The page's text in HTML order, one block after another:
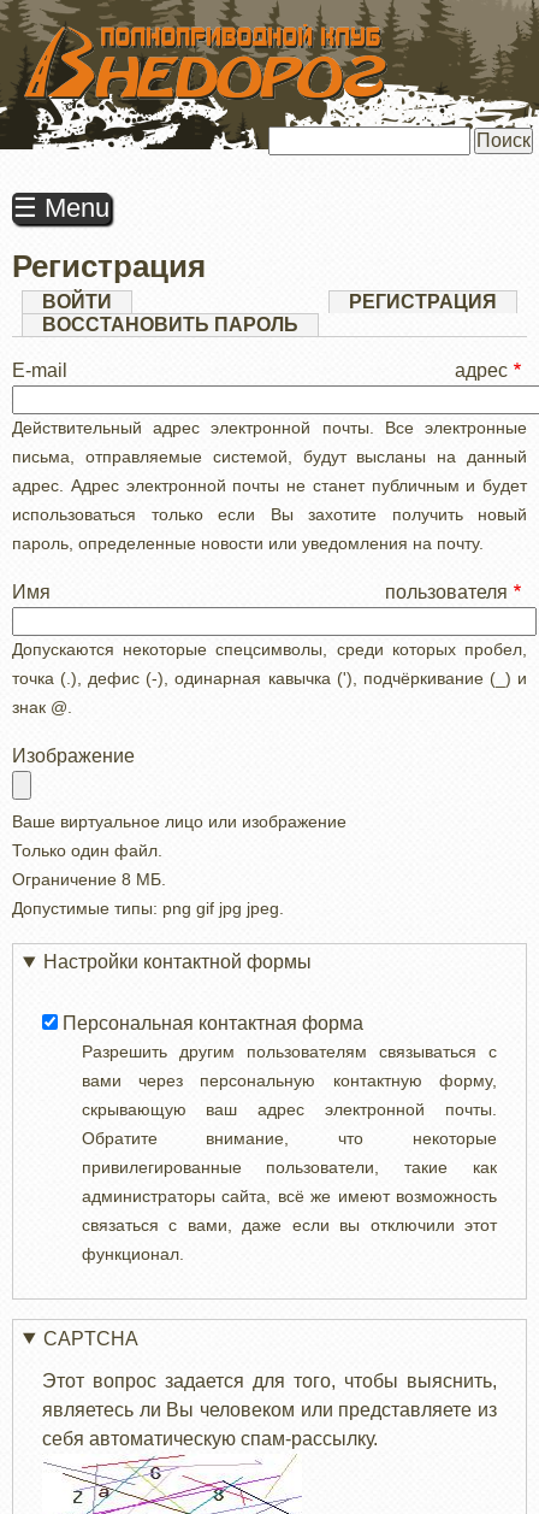
ПЕРЕЙТИ
ОСНОВНОМУ
СОДЕРЖАНИЮ
☰ Menu
Регистрация
Главные
вкладки
ВОЙТИ РЕГИСТРАЦИЯ
ВОССТАНОВИТЬ ПАРОЛЬ
E-mail адрес
Действительный адрес электронной почты. Все электронные
письма, отправляемые системой, будут высланы на данный
адрес. Адрес электронной почты не станет публичным и будет
использоваться только если Вы захотите получить новый
пароль, определенные новости или уведомления на почту.
Имя пользователя
Допускаются некоторые спецсимволы, среди которых пробел,
точка (.), дефис (-), одинарная кавычка ('), подчёркивание (_) и
знак @.
Изображение
Ваше виртуальное лицо или изображение
Только один файл.
Ограничение 8 МБ.
Допустимые типы: png gif jpg jpeg.
Настройки контактной формы
Персональная контактная форма
Разрешить другим пользователям связываться с
вами через персональную контактную форму,
скрывающую ваш адрес электронной почты.
Обратите внимание, что некоторые
привилегированные пользователи, такие как
администраторы сайта, всё же имеют возможность
связаться с вами, даже если вы отключили этот
функционал.
CAPTCHA
Этот вопрос задается для того, чтобы выяснить,
являетесь ли Вы человеком или представляете из
себя автоматическую спам-рассылку.